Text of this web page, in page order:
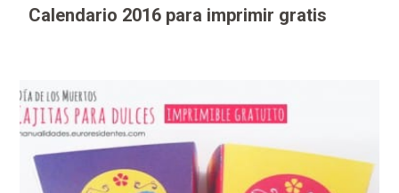
Calendario 2016 para imprimir gratis